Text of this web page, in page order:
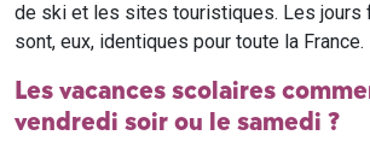
de ski et les sites touristiques. Les jours
sont, eux, identiques pour toute la France.
Les vacances scolaires
vendredi soir ou le samedi ?